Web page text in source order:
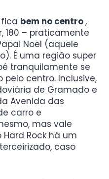
fica bem no centro,
180 – praticamente
Noel (aquele
É uma região super
tranquilamente se
centro. Inclusive,
de Gramado e
Avenida das
carro e
mas vale
Rock há um
caso